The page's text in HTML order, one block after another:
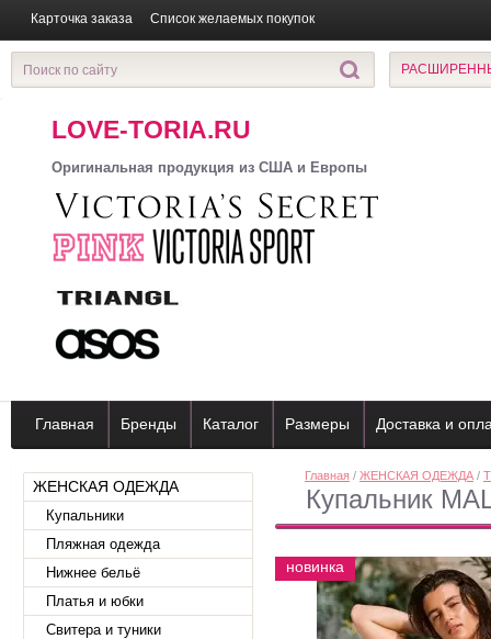
Карточка заказа Список желаемых покупок
LOVE-TORIA.RU
Оригинальная продукция из США и Европы
Главная Бренды Каталог Размеры Доставка и
ЖЕНСКАЯ ОДЕЖДА
Купальники
Пляжная одежда
Нижнее бельё
Платья и юбки
Свитера и туники
Главная / ЖЕНСКАЯ ОДЕЖДА /
Купальник
новинка